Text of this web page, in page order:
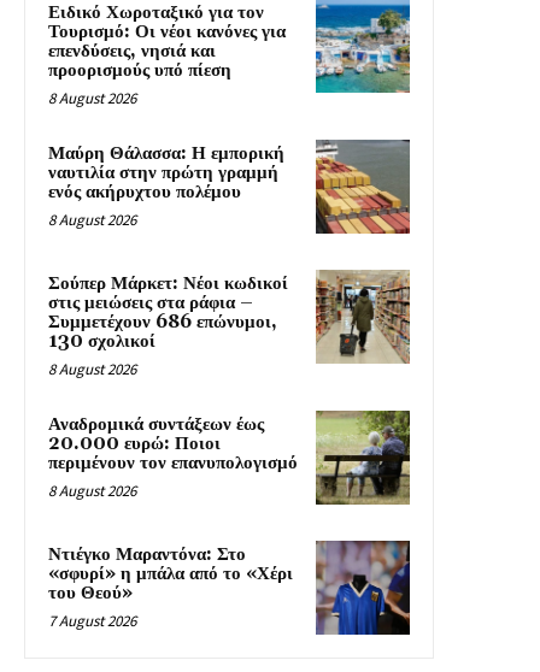
Ειδικό Χωροταξικό για τον
Τουρισμό: Οι νέοι κανόνες για
επενδύσεις, νησιά και
προορισμούς υπό πίεση
8 August 2026
Μαύρη Θάλασσα: Η εμπορική
ναυτιλία στην πρώτη γραμμή
ενός ακήρυχτου πολέμου
8 August 2026
Σούπερ Μάρκετ: Νέοι κωδικοί
στις μειώσεις στα ράφια –
Συμμετέχουν 686 επώνυμοι,
130 σχολικοί
8 August 2026
Αναδρομικά συντάξεων έως
20.000 ευρώ: Ποιοι
περιμένουν τον επανυπολογισμό
8 August 2026
Ντιέγκο Μαραντόνα: Στο
«σφυρί» η μπάλα από το «Χέρι
του Θεού»
7 August 2026